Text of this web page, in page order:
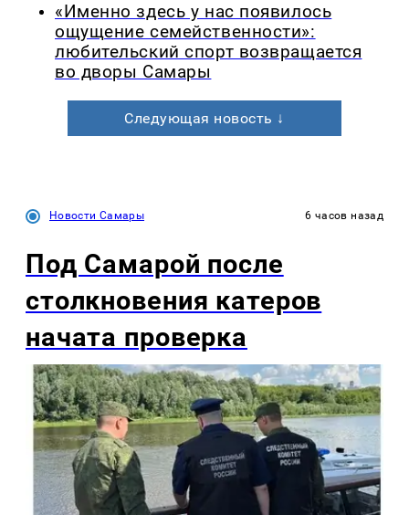
«Именно здесь у нас появилось
ощущение семейственности»:
любительский спорт возвращается
во дворы Самары
Следующая новость ↓
Новости Самары 6 часов назад
Под Самарой после
столкновения катеров
начата проверка